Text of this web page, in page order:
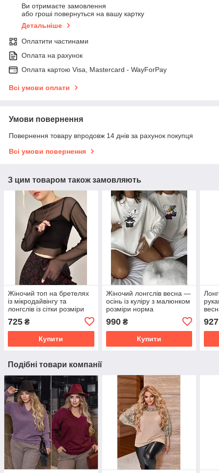
Ви отримаєте замовлення
або гроші повернуться на вашу картку
Детальніше
Оплатити частинами
Оплата на рахунок
Оплата картою Visa, Mastercard - WayForPay
Всі умови оплати
Умови повернення
Повернення товару впродовж 14 днів за рахунок покупця
Всі умови повернення
З цим товаром також замовляють
Жіночий топ на бретелях
із мікродайвінгу та
лонгслів із сітки розміри
725 ₴
Купити
Жіночий лонгслів весна —
осінь із куліру з малюнком
розміри норма
990₴
Купити
927
Подібні товари компанії